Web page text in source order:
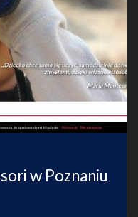
w Poznaniu